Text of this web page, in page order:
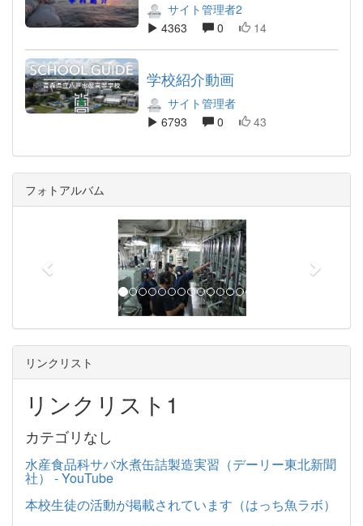
サイト管理者2
4363
0 14
学校紹介動画
サイト管理者
6793
0 43
フォトアルバム
e
o
u
x
リンクリスト
リンクリスト1
カテゴリなし
水産食品科サバ水煮缶詰製造実習（デーリー東北新聞
社） - YouTube
本校生徒の活動が掲載されています（はっち魚ラボ）